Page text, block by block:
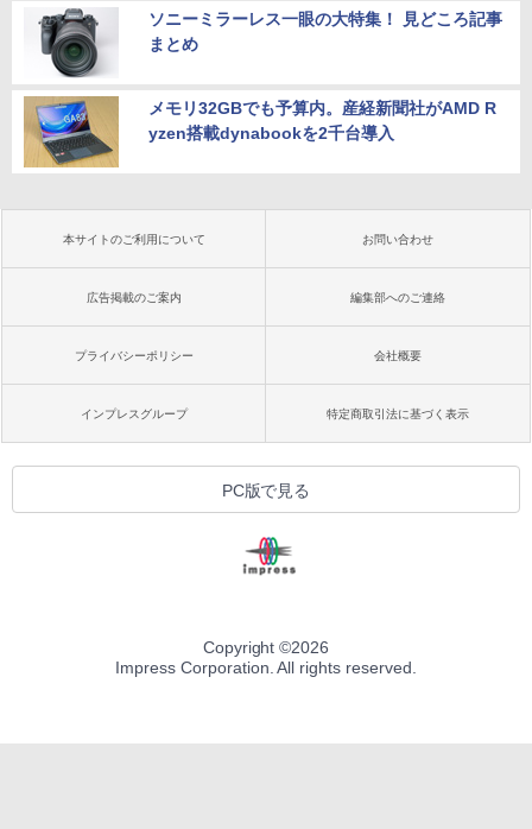
ソニーミラーレス一眼の大特集！ 見どころ記事
まとめ
メモリ32GBでも予算内。産経新聞社がAMD R
yzen搭載dynabookを2千台導入
本サイトのご利用について お問い合わせ
広告掲載のご案内 編集部へのご連絡
プライバシーポリシー 会社概要
インプレスグループ 特定商取引法に基づく表示
PC版で見る
Copyright ©2026
Impress Corporation. All rights reserved.